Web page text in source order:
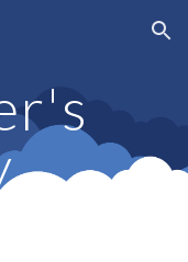
Skip to navigation